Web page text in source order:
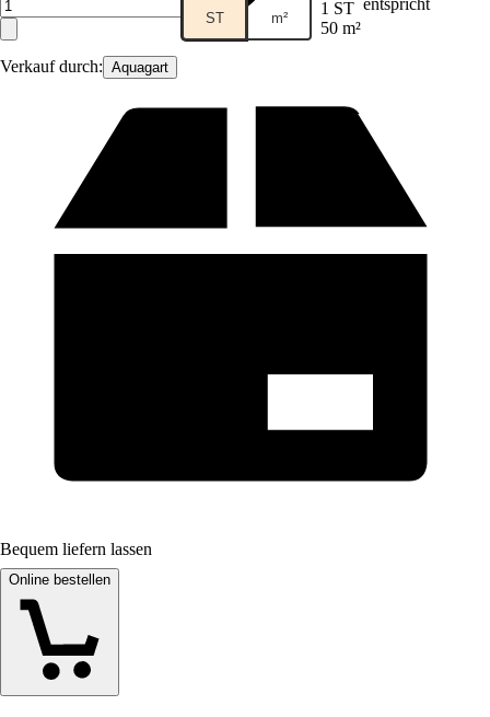
Verkauf durch: Aquagart
ST m² 1 ST entspricht
50 m²
Bequem liefern lassen
Online bestellen